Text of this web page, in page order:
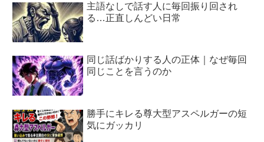
主語なしで話す人に毎回振り回され
る…正直しんどい日常
同じ話ばかりする人の正体｜なぜ毎回
同じことを言うのか
勝手にキレる尊大型アスペルガーの短
気にガッカリ